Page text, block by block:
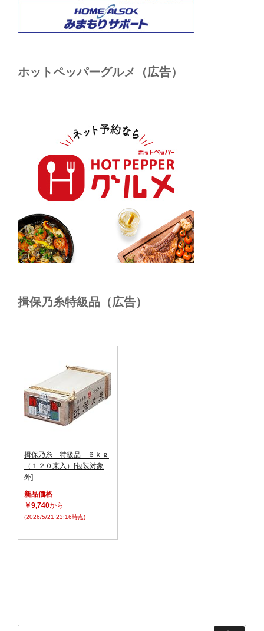
ホットペッパーグルメ（広告）
揖保乃糸特級品（広告）
揖保乃糸 特級品 ６ｋｇ
（１２０束入）[包装対象
外]
新品価格
￥9,740から
(2026/5/21 23:16時点)